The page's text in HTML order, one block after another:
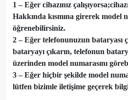
1 – Eğer cihazınız
Hakkında kısmına girerek model
öğrenebilirsiniz.
2 – Eğer telefonunuzun bataryası
bataryayı çıkarın, telefonun
üzerinden model numarasını
3 – Eğer hiçbir şekilde model
lütfen bizimle iletişime geçerek bilgi